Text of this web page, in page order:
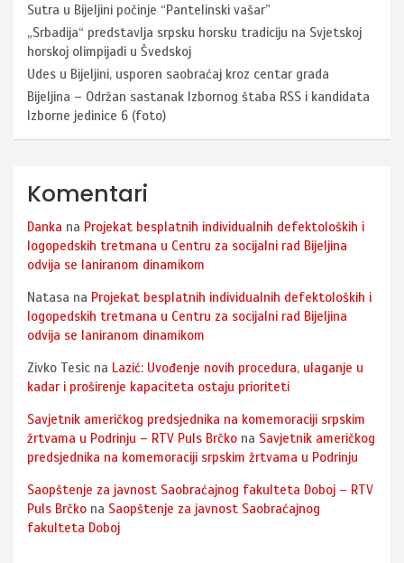
Sutra u Bijeljini počinje “Pantelinski vašar”
„Srbadija“ predstavlja srpsku horsku tradiciju na Svjetskoj
horskoj olimpijadi u Švedskoj
Udes u Bijeljini, usporen saobraćaj kroz centar grada
Bijeljina – Održan sastanak Izbornog štaba RSS i kandidata
Izborne jedinice 6 (foto)
Komentari
Danka na Projekat besplatnih individualnih defektoloških i
logopedskih tretmana u Centru za socijalni rad Bijeljina
odvija se laniranom dinamikom
Natasa na Projekat besplatnih individualnih defektoloških i
logopedskih tretmana u Centru za socijalni rad Bijeljina
odvija se laniranom dinamikom
Zivko Tesic na Lazić: Uvođenje novih procedura, ulaganje u
kadar i proširenje kapaciteta ostaju prioriteti
Savjetnik američkog predsjednika na komemoraciji srpskim
žrtvama u Podrinju – RTV Puls Brčko na Savjetnik američkog
predsjednika na komemoraciji srpskim žrtvama u Podrinju
Saopštenje za javnost Saobraćajnog fakulteta Doboj – RTV
Puls Brčko na Saopštenje za javnost Saobraćajnog
fakulteta Doboj